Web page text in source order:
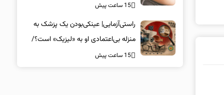
15 ساعت پیش
راستی‌آزمایی| عینکی‌بودن یک پزشک به
منزله بی‌اعتمادی او به «لیزیک» است؟/
جراحان، چشم فرزندان خود را لیزیک
15 ساعت پیش